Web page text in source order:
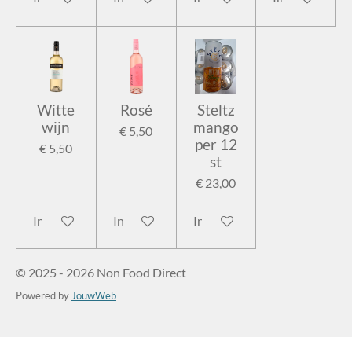
Witte
wijn
€ 5,50
In winkelwagen
Rosé
€ 5,50
In winkelwagen
Steltz
mango
per 12
st
€ 23,00
In winkelwagen
© 2025 - 2026 Non Food Direct
Powered byJouwWeb